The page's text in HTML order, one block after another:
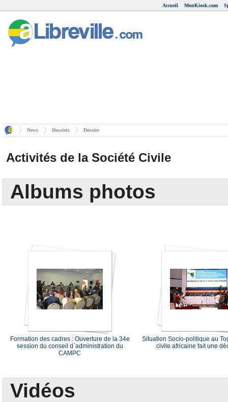
Accueil MonKiosk.com
News Dossiers Dossier
Activités de la Société Civile
Albums photos
Formation des cadres : Ouverture de la 34e
session du conseil d`administration du
CAMPC
Situation Socio-politique au
civile africaine fait une
Vidéos